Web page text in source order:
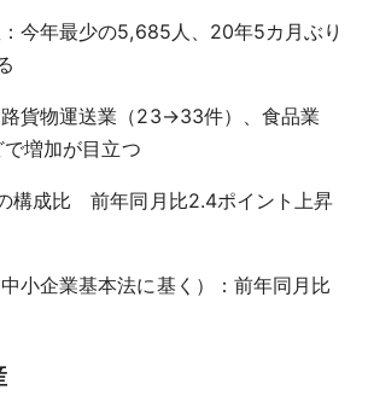
今年最少の5,685人、20年5カ月ぶり
貨物運送業（23→33件）、食品業
増加が目立つ
構成比 前年同月比2.4ポイント上昇
小企業基本法に基く）：前年同月比